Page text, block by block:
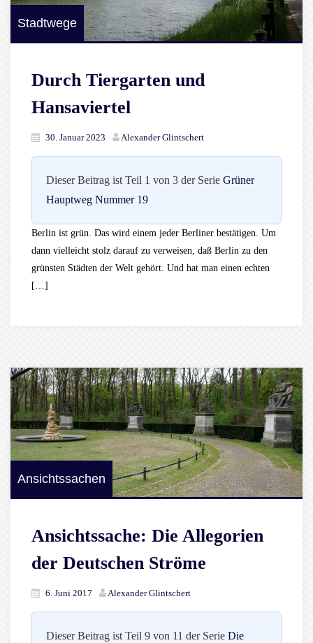
Stadtwege
Durch Tiergarten und
Hansaviertel
30. Januar 2023 Alexander Glintschert
Dieser Beitrag ist Teil 1 von 3 der Serie Grüner
Hauptweg Nummer 19
Berlin ist grün. Das wird einem jeder Berliner bestätigen. Um
dann vielleicht stolz darauf zu verweisen, daß Berlin zu den
grünsten Städten der Welt gehört. Und hat man einen echten
[…]
Ansichtssachen
Ansichtssache: Die Allegorien
der Deutschen Ströme
6. Juni 2017 Alexander Glintschert
Dieser Beitrag ist Teil 9 von 11 der Serie Die